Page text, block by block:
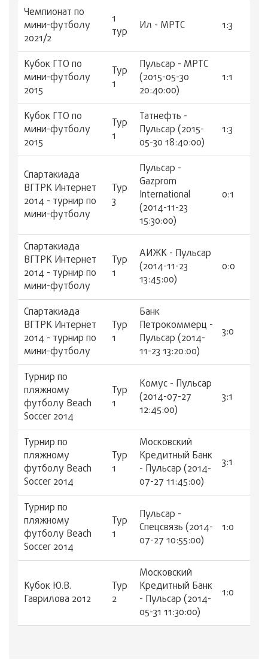
Чемпионат по
мини-футболу
2021/2
1
тур
Ил - МРТС 1:3
Кубок ГТО по
мини-футболу
2015
Тур
1
Пульсар - МРТС
(2015-05-30
20:40:00)
1:1
Кубок ГТО по
мини-футболу
2015
Тур
1
Татнефть -
Пульсар (2015-
05-30 18:40:00)
1:3
Спартакиада
ВГТРК Интернет
2014 - турнир по
мини-футболу
Тур
3
Пульсар -
Gazprom
International
(2014-11-23
15:30:00)
0:1
Спартакиада
ВГТРК Интернет
2014 - турнир по
мини-футболу
Тур
1
АИЖК - Пульсар
(2014-11-23
13:45:00)
0:0
Спартакиада
ВГТРК Интернет
2014 - турнир по
мини-футболу
Тур
1
Банк
Петрокоммерц -
Пульсар (2014-
11-23 13:20:00)
3:0
Турнир по
пляжному
футболу Beach
Soccer 2014
Тур
1
Комус - Пульсар
(2014-07-27
12:45:00)
3:1
Турнир по
пляжному
футболу Beach
Soccer 2014
Тур
1
Московский
Кредитный Банк
- Пульсар (2014-
07-27 11:45:00)
3:1
Турнир по
пляжному
футболу Beach
Soccer 2014
Тур
1
Пульсар -
Спецсвязь (2014-
07-27 10:55:00)
1:0
Кубок Ю.В.
Гаврилова 2012
Тур
2
Московский
Кредитный Банк
- Пульсар (2014-
05-31 11:30:00)
1:0